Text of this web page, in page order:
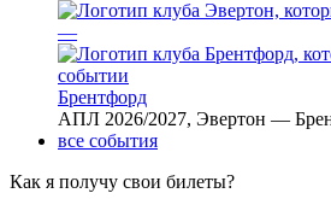
—
Брентфорд
АПЛ 2026/2027, Эвертон —
все события
Как я получу свои билеты?